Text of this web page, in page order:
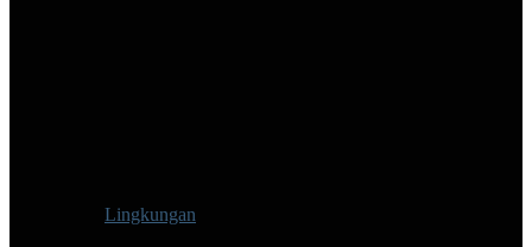
Lingkungan